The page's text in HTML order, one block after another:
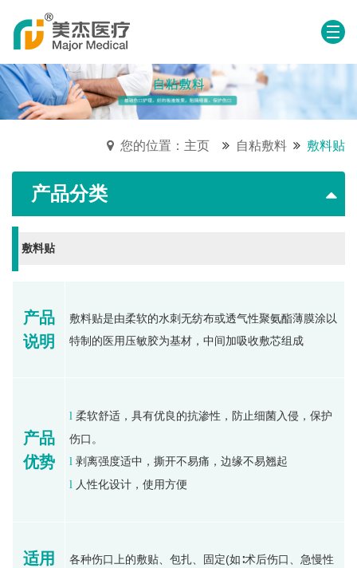
您的位置：主页 自粘敷料 敷料贴
产品分类
敷料贴
产品
说明
敷料贴是由柔软的水刺无纺布或透气性聚氨酯薄膜涂以
特制的医用压敏胶为基材，中间加吸收敷芯组成
产品
优势
l 柔软舒适，具有优良的抗渗性，防止细菌入侵，保护
伤口。
l 剥离强度适中，撕开不易痛，边缘不易翘起
l 人性化设计，使用方便
适用
各种伤口上的敷贴、包扎、固定(如∶术后伤口、急慢性